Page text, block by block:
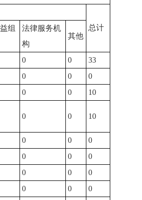
总计
组
法律服务机
构
其他
0 0
33
0
0
0
0
0 10
0 0 10
0 0
0
0
0
0
0
0
0
0
0
0